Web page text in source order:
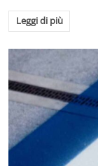
Leggi di più